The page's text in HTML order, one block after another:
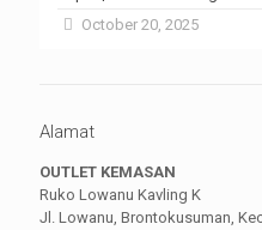
October 20, 2025
Alamat
OUTLET KEMASAN
Ruko Lowanu Kavling K
Jl. Lowanu, Brontokusuman,